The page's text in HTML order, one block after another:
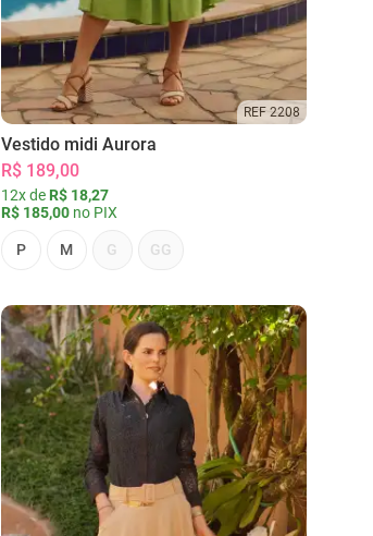
REF 2208
Vestido midi Aurora
R$ 189,00
12x de R$ 18,27
R$ 185,00no PIX
P M G GG